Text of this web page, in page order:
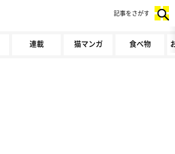
連載 猫マンガ 食べ物
記事をさがす